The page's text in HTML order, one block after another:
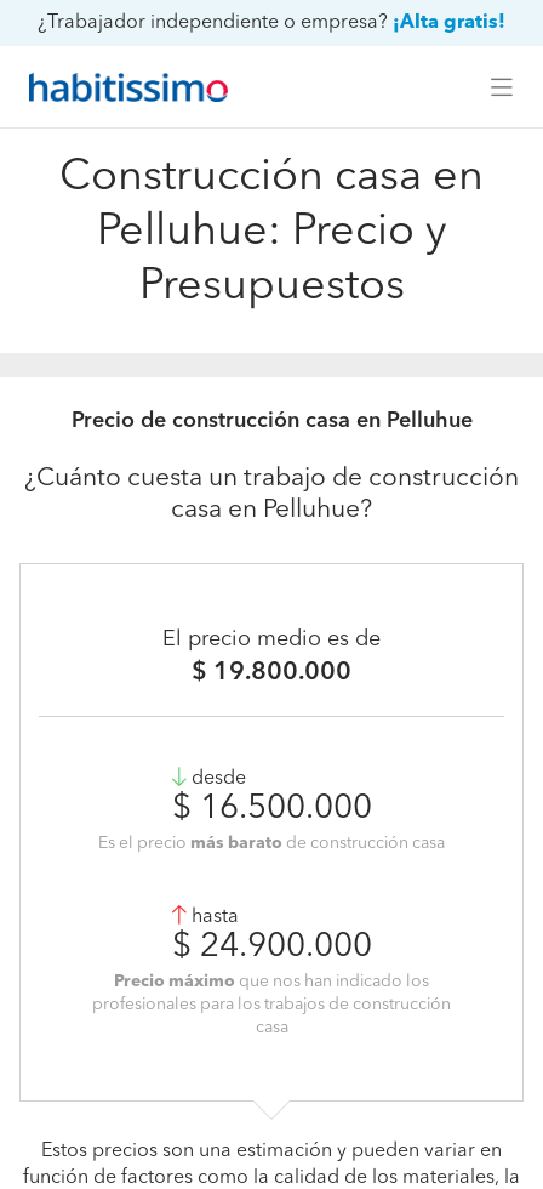
¿Trabajador independiente o empresa? ¡Alta gratis!
Construcción casa en
Pelluhue: Precio y
Presupuestos
Precio de construcción casa en Pelluhue
¿Cuánto cuesta un trabajo de construcción
casa en Pelluhue?
El precio medio es de
$ 19.800.000
desde
$ 16.500.000
Es el precio más barato de construcción casa
hasta
$ 24.900.000
Precio máximo que nos han indicado los
profesionales para los trabajos de construcción
casa
Estos precios son una estimación y pueden variar en
función de factores como la calidad de los materiales, la